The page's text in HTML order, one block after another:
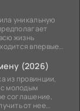
уникальную
жизнь
впервые
(2026)
из провинции,
с молодым
соглашение,
от нее